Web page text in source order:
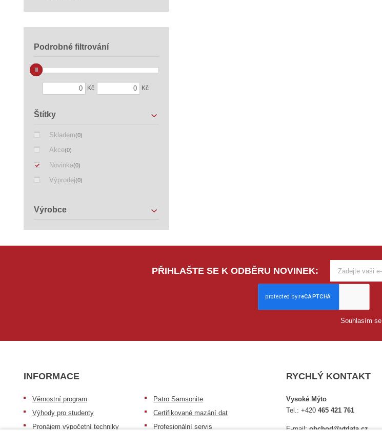
Podrobné filtrování
Kč Kč
Štítky
Skladem(0)
Akce(0)
Novinka(0)
Výprodej(0)
Výrobce
PŘIHLAŠTE SE K ODBĚRU NOVINEK:
Souhlasím se
INFORMACE
Věrnostní program
Výhody pro studenty
Pronájem výpočetní techniky
Patro Samsonite
Certifikované mazání dat
Profesionální servis
RYCHLÝ KONTAKT
Vysoké Mýto
Tel.:+420465 421 761
E-mail:obchod@vtdata.cz